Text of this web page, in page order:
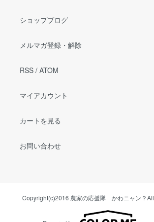
ショップブログ
メルマガ登録・解除
RSS / ATOM
マイアカウント
カートを見る
お問い合わせ
Copyright(c)2016 農家の応援隊 かわニャン？